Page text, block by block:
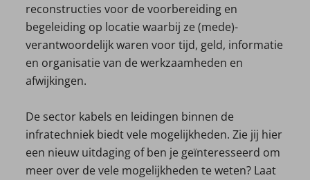
reconstructies voor de voorbereiding en
begeleiding op locatie waarbij ze (mede)-
verantwoordelijk waren voor tijd, geld, informatie
en organisatie van de werkzaamheden en
afwijkingen.
De sector kabels en leidingen binnen de
infratechniek biedt vele mogelijkheden. Zie jij hier
een nieuw uitdaging of ben je geïnteresseerd om
meer over de vele mogelijkheden te weten? Laat